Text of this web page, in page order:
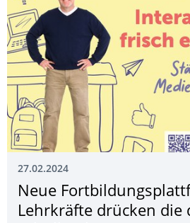
27.02.2024
Neue
Lehrkräfte drücken die